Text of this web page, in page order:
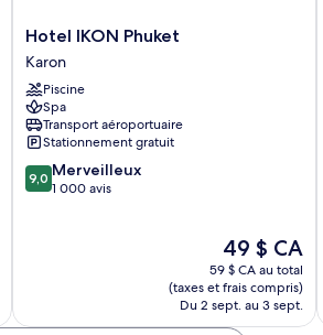
Hotel
IKON
Phuket
Karon
Hotel IKON Phuket
Karon
Piscine
Spa
Transport aéroportuaire
Stationnement gratuit
9.0
sur
9,0 Merveilleux
1 000 avis
Le
prix
est
de
49 $ CA
49 $ CA
59 $ CA au total
(taxes et frais compris)
Du 2 sept. au 3 sept.